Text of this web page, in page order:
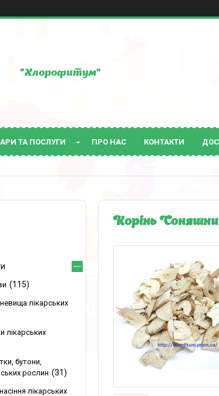
"Хлорофитум"
ТА ПОСЛУГИ ПРО НАС КОНТАКТИ
Корінь
115
лікарських
лікарських
бутони,
рослин
31
лікарських